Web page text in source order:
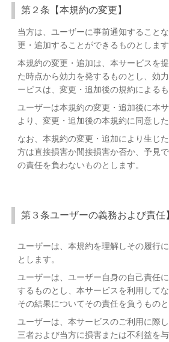
第２条【本規約の変更】
当方は、ユーザーに事前通知すること
更・追加することができるものとします
本規約の変更・追加は、本サービスを
た時点から効力を発するものとし、効
ービスは、変更・追加後の規約によるも
ユーザーは本規約の変更・追加後に本
より、変更・追加後の本規約に同意し
なお、本規約の変更・追加により生じ
方は直接損害か間接損害か否か、予見
の責任を負わないものとします。
第３条ユーザーの義務および責任】
ユーザーは、本規約を理解しその履行
とします。
ユーザーは、ユーザー自身の自己責任
するものとし、本サービスを利用して
その結果についてその責任を負うものと
ユーザーは、本サービスのご利用に際
三者および当方に損害または不利益を